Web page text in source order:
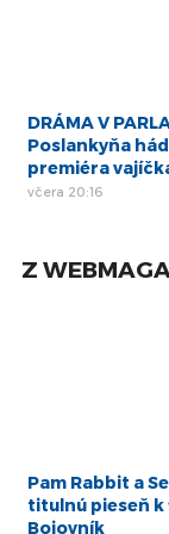
DRÁMA V
Poslankyňa
premiéra
včera 20:16
Z
Pam Rabbit a
titulnú pieseň k
Bojovník